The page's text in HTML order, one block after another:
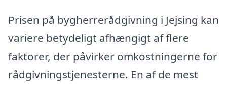
Prisen på bygherrerådgivning i Jejsing kan
variere betydeligt afhængigt af flere
faktorer, der påvirker omkostningerne for
rådgivningstjenesterne. En af de mest